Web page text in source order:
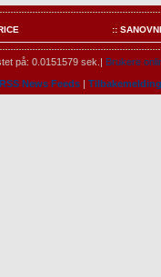
::
på: 0.0151579 sek.| Brukere
RSS News Feeds | Tilbakemelding